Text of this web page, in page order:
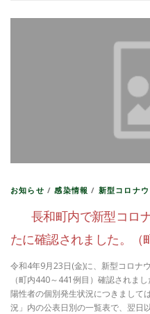
お知らせ /感染情報 / 新型コロナ
長和町内で新型コロ
たに確認されました。（
令和4年9月23日(金)に、新型コロナ
（町内440～441例目）確認されまし
陽性者の個別発生状況につきまして
況」内の公表日別の一覧表で、翌日